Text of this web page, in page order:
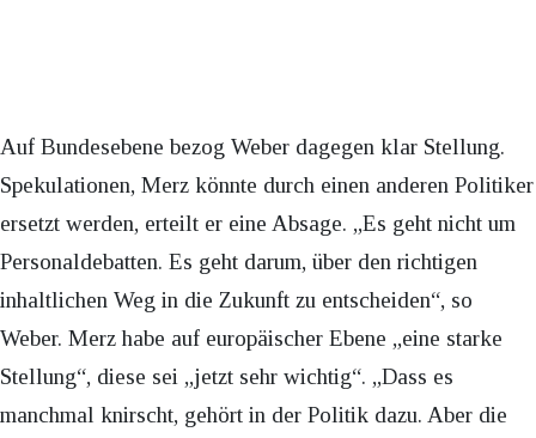
Auf Bundesebene bezog Weber dagegen klar Stellung.
Spekulationen, Merz könnte durch einen anderen Politiker
ersetzt werden, erteilt er eine Absage. „Es geht nicht um
Personaldebatten. Es geht darum, über den richtigen
inhaltlichen Weg in die Zukunft zu entscheiden“, so
Weber. Merz habe auf europäischer Ebene „eine starke
Stellung“, diese sei „jetzt sehr wichtig“. „Dass es
manchmal knirscht, gehört in der Politik dazu. Aber die